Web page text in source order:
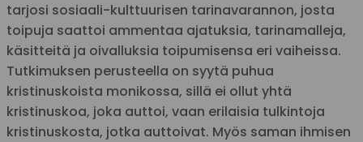
tarjosi sosiaali-kulttuurisen tarinavarannon, josta
toipuja saattoi ammentaa ajatuksia, tarinamalleja,
käsitteitä ja oivalluksia toipumisensa eri vaiheissa.
Tutkimuksen perusteella on syytä puhua
kristinuskoista monikossa, sillä ei ollut yhtä
kristinuskoa, joka auttoi, vaan erilaisia tulkintoja
kristinuskosta, jotka auttoivat. Myös saman ihmisen